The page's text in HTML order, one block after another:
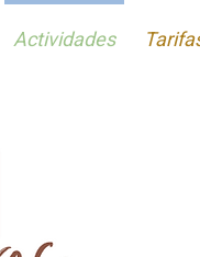
Actividades